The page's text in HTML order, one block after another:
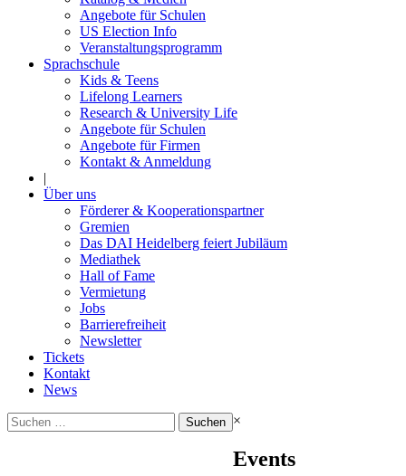
Angebote für Schulen
US Election Info
Veranstaltungsprogramm
Sprachschule
Kids & Teens
Lifelong Learners
Research & University Life
Angebote für Schulen
Angebote für Firmen
Kontakt & Anmeldung
|
Über uns
Förderer & Kooperationspartner
Gremien
Das DAI Heidelberg feiert Jubiläum
Mediathek
Hall of Fame
Vermietung
Jobs
Barrierefreiheit
Newsletter
Tickets
Kontakt
News
Suchen
nach:
×
Events